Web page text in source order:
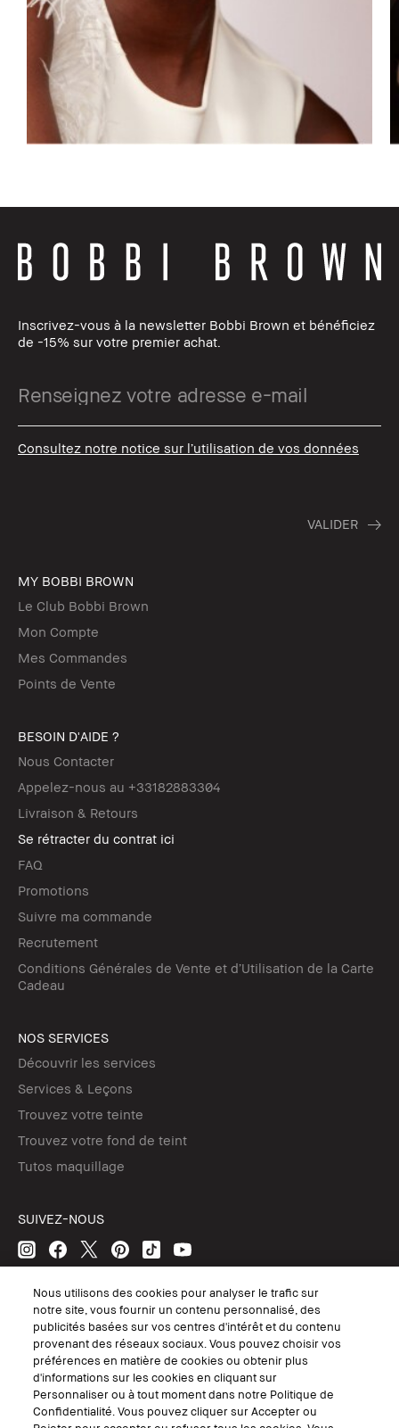
Inscrivez-vous à la newsletter Bobbi Brown et bénéficiez
de -15% sur votre premier achat.
Consultez notre notice sur l’utilisation de vos données
MY BOBBI BROWN
Le Club Bobbi Brown
Mon Compte
Mes Commandes
Points de Vente
BESOIN D'AIDE ?
Nous Contacter
Appelez-nous au +33182883304
Livraison & Retours
Se rétracter du contrat ici
FAQ
Promotions
Suivre ma commande
Recrutement
Conditions Générales de Vente et d’Utilisation de la Carte
Cadeau
NOS SERVICES
Découvrir les services
Services & Leçons
Trouvez votre teinte
Trouvez votre fond de teint
Tutos maquillage
SUIVEZ-NOUS
© Bobbi Brown Professional Cosmetics, Inc. Tous droits mondiaux
réservés.
Conditions Générales de Vente
Conditions Générales d'Utilisation
Politique de Confidentialité
Accessibilité ou Distribution
Consignes de tri
Gérer les Cookies
Nous utilisons des cookies pour analyser le trafic sur
notre site, vous fournir un contenu personnalisé, des
publicités basées sur vos centres d'intérêt et du contenu
provenant des réseaux sociaux. Vous pouvez choisir vos
préférences en matière de cookies ou obtenir plus
d'informations sur les cookies en cliquant sur
Personnaliser ou à tout moment dans notre Politique de
Confidentialité. Vous pouvez cliquer sur Accepter ou